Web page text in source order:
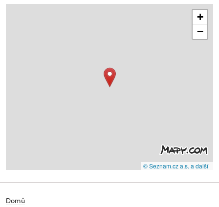
+
−
© Seznam.cz a.s. a další
Domů